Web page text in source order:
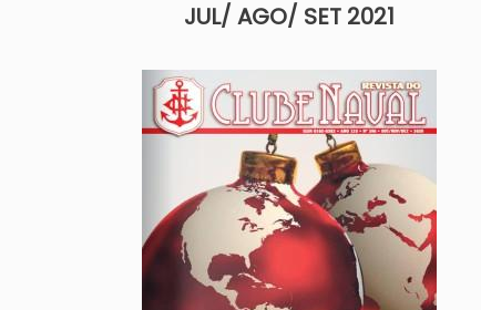
JUL/ AGO/ SET 2021
Imagem